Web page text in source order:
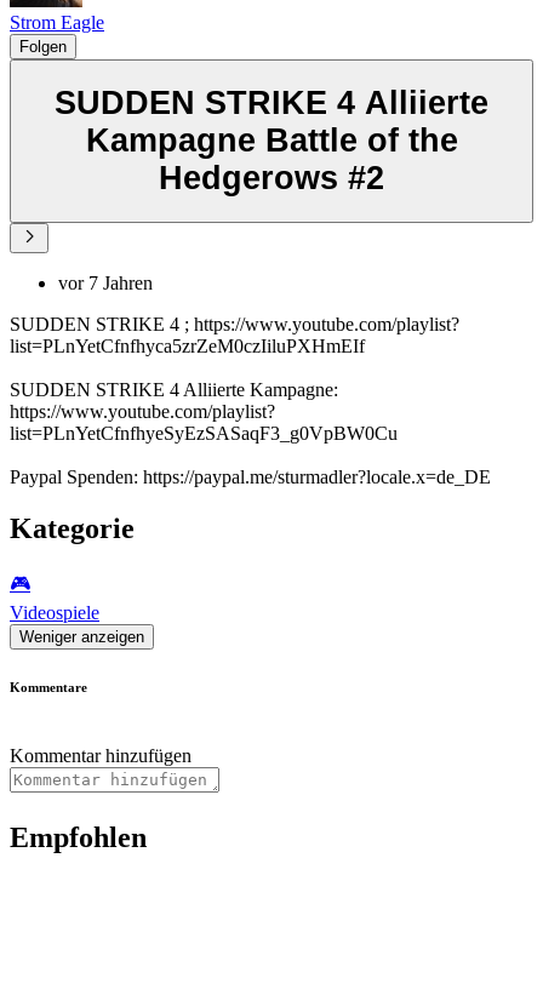
Strom Eagle
Folgen
SUDDEN STRIKE 4 Alliierte
Kampagne Battle of the
Hedgerows #2
vor 7 Jahren
SUDDEN STRIKE 4 ; https://www.youtube.com/playlist?
list=PLnYetCfnfhyca5zrZeM0czIiluPXHmEIf
SUDDEN STRIKE 4 Alliierte Kampagne:
https://www.youtube.com/playlist?
list=PLnYetCfnfhyeSyEzSASaqF3_g0VpBW0Cu
Paypal Spenden: https://paypal.me/sturmadler?locale.x=de_DE
Kategorie
🎮️
Videospiele
Weniger anzeigen
Kommentare
Kommentar hinzufügen
Empfohlen